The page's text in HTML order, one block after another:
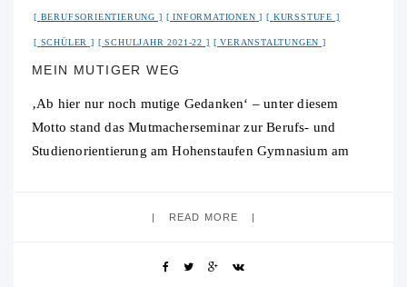
BERUFSORIENTIERUNG INFORMATIONEN KURSSTUFE
SCHÜLER SCHULJAHR 2021-22 VERANSTALTUNGEN
MEIN MUTIGER WEG
‚Ab hier nur noch mutige Gedanken‘ – unter diesem
Motto stand das Mutmacherseminar zur Berufs- und
Studienorientierung am Hohenstaufen Gymnasium am
READ MORE